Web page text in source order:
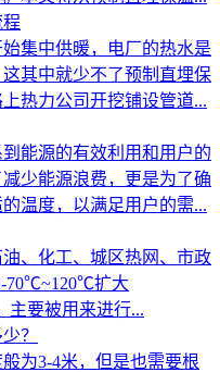
集中供暖，电厂的热水是
其中就少不了预制直埋保
热力公司开挖铺设管道...
能源的有效利用和用户的
少能源浪费，更是为了确
温度，以满足用户的需...
、化工、城区热网、市政
-70℃~120℃扩大
要被用来进行...
？
为3-4米，但是也需要根